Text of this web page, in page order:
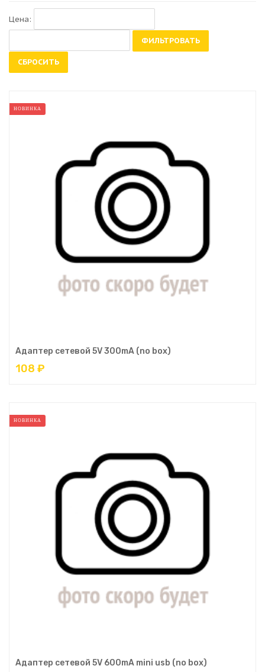
Цена:
ФИЛЬТРОВАТЬ
СБРОСИТЬ
НОВИНКА
Адаптер сетевой 5V 300mA (no box)
108 ₽
НОВИНКА
Адаптер сетевой 5V 600mA mini usb (no box)